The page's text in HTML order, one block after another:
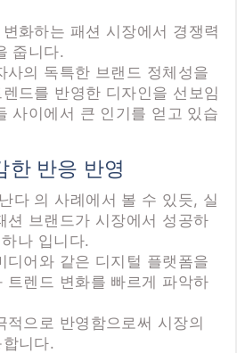
화하는 패션 시장에서 경쟁력
줍니다.
사의 독특한 브랜드 정체성을
드를 반영한 디자인을 선보임
사이에서 큰 인기를 얻고 있습
한 반응 반영
다 의 사례에서 볼 수 있듯, 실
션 브랜드가 시장에서 성공하
나 입니다.
디어와 같은 디지털 플랫폼을
트렌드 변화를 빠르게 파악하
적으로 반영함으로써 시장의
니다.